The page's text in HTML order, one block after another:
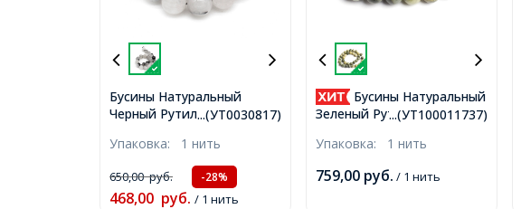
...(УТ0030817)
Бусины Натуральный
Черный Рутиловый Кварц,
8мм, Отверстие 1мм,
около 20шт/18см/нить,
(УТ0030817)
Упаковка: 1 нить
650,00руб. -28%
468,00 руб. / 1 нить
...(УТ100011737)
Бусины Натуральный
Зеленый Рутиловый Кварц
1мм, около 35шт/37см/
нить, (УТ100011737)
Упаковка: 1 нить
759,00 руб. / 1 нить